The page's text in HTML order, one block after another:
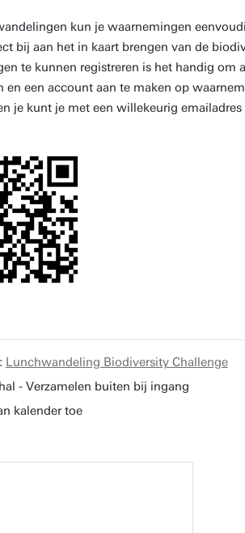
kun je waarnemingen
bij aan het in kaart brengen van de
te kunnen registreren is het handig om
en een account aan te maken op
je kunt je met een willekeurig emailadres
Lunchwandeling Biodiversity Challenge
- Verzamelen buiten bij ingang
kalender toe